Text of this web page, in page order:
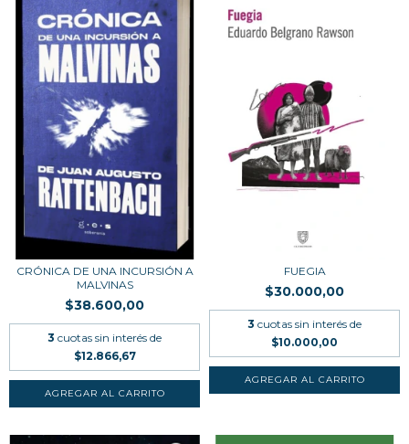
CRÓNICA DE UNA INCURSIÓN A
MALVINAS
$38.600,00
3 cuotas sin interés de
$12.866,67
FUEGIA
$30.000,00
3 cuotas sin interés de
$10.000,00